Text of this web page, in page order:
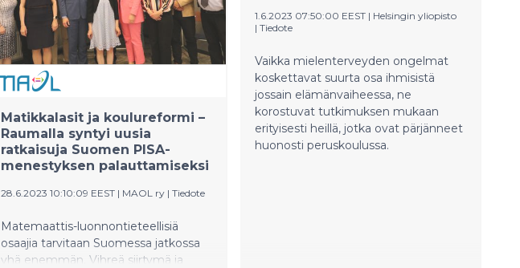
tutkimuksesta, joka julkaistaan
tiedejournaalissa Journal of Labor
Economicsissa.
Matikkalasit ja koulureformi –
Raumalla syntyi uusia
ratkaisuja Suomen PISA-
menestyksen palauttamiseksi
28.6.2023 10:10:09 EEST | MAOL ry | Tiedote
Matemaattis-luonnontieteellisiä
osaajia tarvitaan Suomessa jatkossa
yhä enemmän. Vihreä siirtymä ja
1.6.2023 07:50:00 EEST | Helsingin yliopisto
| Tiedote
Vaikka mielenterveyden ongelmat
koskettavat suurta osa ihmisistä
jossain elämänvaiheessa, ne
korostuvat tutkimuksen mukaan
erityisesti heillä, jotka ovat pärjänneet
huonosti peruskoulussa.